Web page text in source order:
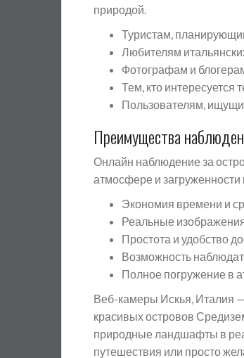
природой.
Туристам,
Любителям
Фотографам и
Тем, кто
Пользователям,
Преимущества
Онлайн наблюдение за
атмосфере и загруженности
Экономия времени и
Реальные
Простота и удобство
Возможность
Полное погружение в
Веб-камеры Искья, Италия
красивых островов
природные ландшафты в
путешествия или просто